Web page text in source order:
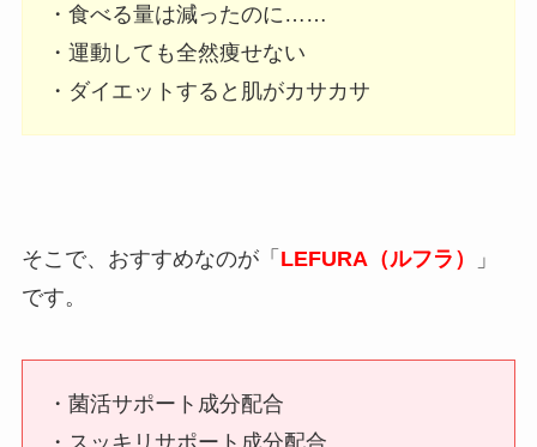
・食べる量は減ったのに……
・運動しても全然痩せない
・ダイエットすると肌がカサカサ
そこで、おすすめなのが「 LEFURA（ルフラ）
」
です。
・菌活サポート成分配合